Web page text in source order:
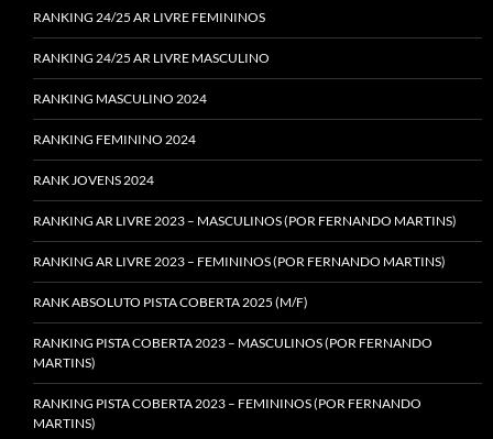
RANKING 24/25 AR LIVRE FEMININOS
RANKING 24/25 AR LIVRE MASCULINO
RANKING MASCULINO 2024
RANKING FEMININO 2024
RANK JOVENS 2024
RANKING AR LIVRE 2023 – MASCULINOS (POR FERNANDO MARTINS)
RANKING AR LIVRE 2023 – FEMININOS (POR FERNANDO MARTINS)
RANK ABSOLUTO PISTA COBERTA 2025 (M/F)
RANKING PISTA COBERTA 2023 – MASCULINOS (POR FERNANDO
MARTINS)
RANKING PISTA COBERTA 2023 – FEMININOS (POR FERNANDO
MARTINS)